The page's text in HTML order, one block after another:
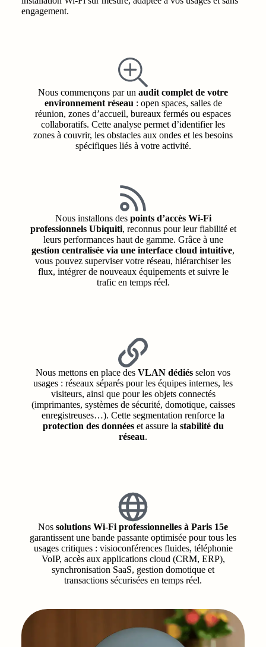
engagement.
Nous commençons par un audit complet de votre
environnement réseau : open spaces, salles de
réunion, zones d’accueil, bureaux fermés ou espaces
collaboratifs. Cette analyse permet d’identifier les
zones à couvrir, les obstacles aux ondes et les besoins
spécifiques liés à votre activité.
Nous installons des points d’accès Wi-Fi
professionnels Ubiquiti, reconnus pour leur fiabilité et
leurs performances haut de gamme. Grâce à une
gestion centralisée via une interface cloud intuitive,
vous pouvez superviser votre réseau, hiérarchiser les
flux, intégrer de nouveaux équipements et suivre le
trafic en temps réel.
Nous mettons en place des VLAN dédiés selon vos
usages : réseaux séparés pour les équipes internes, les
visiteurs, ainsi que pour les objets connectés
(imprimantes, systèmes de sécurité, domotique, caisses
enregistreuses…). Cette segmentation renforce la
protection des donnéeset assure la stabilité du
réseau.
Nos solutions Wi-Fi professionnelles à Paris 15e
garantissent une bande passante optimisée pour tous les
usages critiques : visioconférences fluides, téléphonie
VoIP, accès aux applications cloud (CRM, ERP),
synchronisation SaaS, gestion domotique et
transactions sécurisées en temps réel.